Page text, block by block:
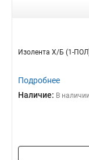
Изолента Х/Б (1-
Подробнее
Наличие: В наличии